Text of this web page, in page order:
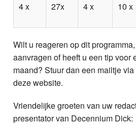
4 x 27x 4 x 10 x
Wilt u reageren op dit
aanvragen of heeft u een tip voor
maand? Stuur dan een mailtje
deze website.
Vriendelijke groeten van uw
presentator van Decennium Dick: